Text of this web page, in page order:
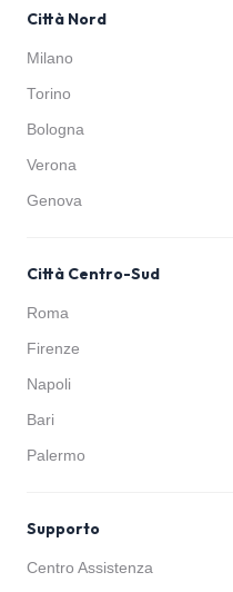
Città Nord
Milano
Torino
Bologna
Verona
Genova
Città Centro-Sud
Roma
Firenze
Napoli
Bari
Palermo
Supporto
Centro Assistenza